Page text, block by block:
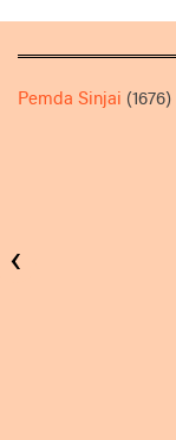
Pemda Sinjai (1676)
‹